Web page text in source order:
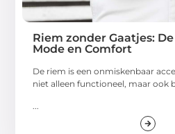
Riem zonder Gaatjes:
Mode en Comfort
De riem is een onmiskenbaar
niet alleen functioneel, maar ook
...